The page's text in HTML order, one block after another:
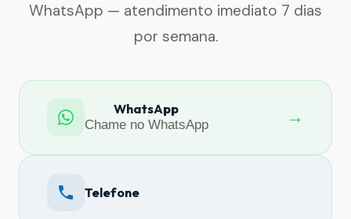
WhatsApp — atendimento imediato 7 dias
por semana.
WhatsApp
Chame no WhatsApp
→
Telefone